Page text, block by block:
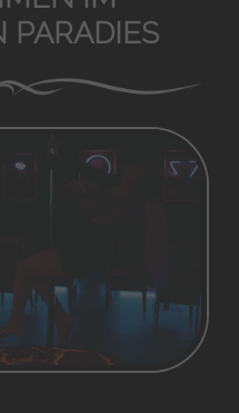
PARADIES